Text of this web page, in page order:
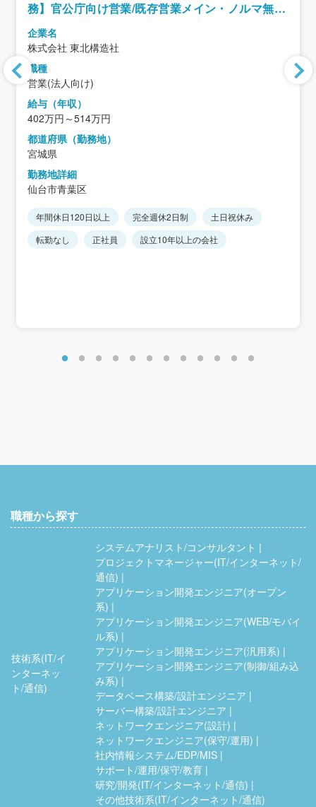
務】官公庁向け営業/既存営業メイン・ノルマ無し/
リーダー経験者歓迎/年休125日
企業名
株式会社 東北構造社
職種
営業(法人向け)
給与（年収）
402万円～514万円
都道府県（勤務地）
宮城県
勤務地詳細
仙台市青葉区
年間休日120日以上 完全週休2日制
土日祝休み
転勤なし
正社員 設立10年以上の会社
職種から探す
技術系(IT/イ
ンターネッ
ト/通信)
システムアナリスト/コンサルタント
プロジェクトマネージャー(IT/インターネット/
通信)
アプリケーション開発エンジニア(オープン
系)
アプリケーション開発エンジニア(WEB/モバイ
ル系)
アプリケーション開発エンジニア(汎用系)
アプリケーション開発エンジニア(制御/組み込
み系)
データベース構築/設計エンジニア
サーバー構築/設計エンジニア
ネットワークエンジニア(設計)
ネットワークエンジニア(保守/運用)
社内情報システム/EDP/MIS
サポート/運用/保守/教育
研究/開発(IT/インターネット/通信)
その他技術系(IT/インターネット/通信)